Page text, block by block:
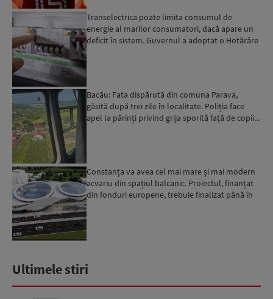
Transelectrica poate limita consumul de
energie al marilor consumatori, dacă apare un
deficit în sistem. Guvernul a adoptat o Hotărâre
Bacău: Fata dispărută din comuna Parava,
găsită după trei zile în localitate. Poliția face
apel la părinți privind grija sporită față de copii...
Constanța va avea cel mai mare și mai modern
acvariu din spațiul balcanic. Proiectul, finanțat
din fonduri europene, trebuie finalizat până în
Ultimele stiri